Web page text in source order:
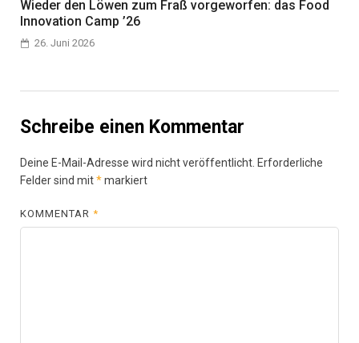
Wieder den Löwen zum Fraß vorgeworfen: das Food
Innovation Camp ’26
26. Juni 2026
Schreibe einen Kommentar
Deine E-Mail-Adresse wird nicht veröffentlicht. Erforderliche
Felder sind mit*markiert
KOMMENTAR*